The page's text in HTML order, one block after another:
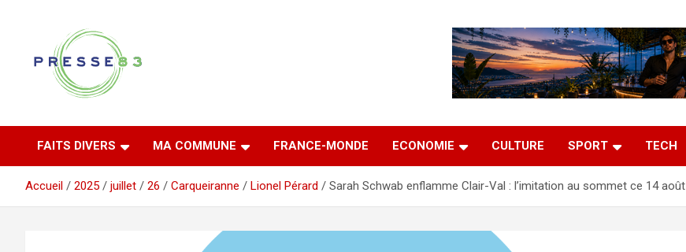
Presse 83
FAITS DIVERS MA COMMUNE FRANCE-MONDE ECONOMIE CULTURE SPORT TECH
Accueil 2025 juillet 26 Carqueiranne Lionel Pérard Sarah Schwab enflamme Clair-Val : l’imitation au sommet ce 14 août